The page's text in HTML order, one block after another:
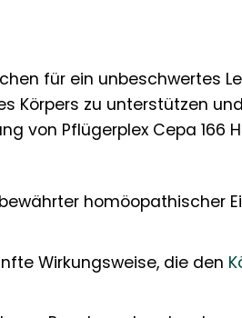
für ein unbeschwertes
Körpers zu unterstützen
von Pflügerplex Cepa 166
homöopathischer
Wirkungsweise, die den